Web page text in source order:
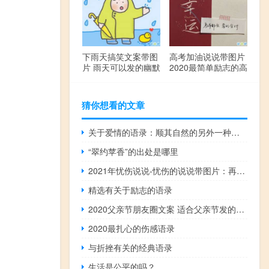
下雨天搞笑文案带图
片 雨天可以发的幽默
高考加油说说带图片
2020最简单励志的高
猜你想看的文章
关于爱情的语录：顺其自然的另外一种诠释就是不在乎
“翠约苹香”的出处是哪里
2021年忧伤说说-忧伤的说说带图片：再大的酸楚，到了别人那里也只能是听说
精选有关于励志的语录
2020父亲节朋友圈文案 适合父亲节发的个性心情
2020最扎心的伤感语录
与折挫有关的经典语录